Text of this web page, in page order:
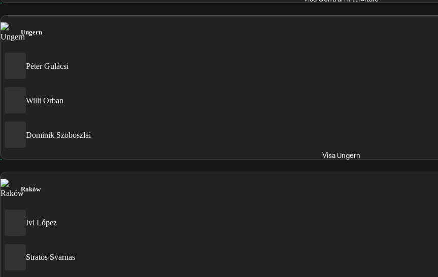
Ungern
Péter Gulácsi
Willi Orban
Dominik Szoboszlai
Visa Ungern
Raków
Ivi López
Stratos Svarnas